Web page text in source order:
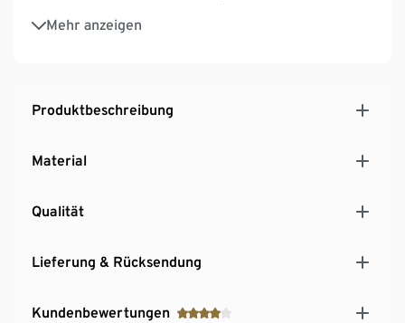
Mehr anzeigen
2 Möglichkeiten die Leine anzubringen
Luftdurchlässiges, bequemes Meshgewebe
Ideal für z. B. folgende Hunderassen: Retriever,
Labrador, Dalmatiner, Australien Shepard
Produktbeschreibung
Material
Qualität
Lieferung & Rücksendung
Kundenbewertungen